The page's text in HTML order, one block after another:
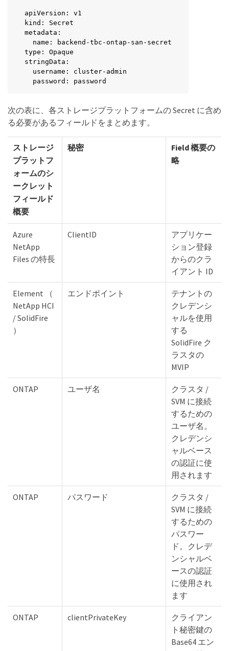
apiVersion: v1
kind: Secret
metadata:
  name: backend-tbc-ontap-san-secret
type: Opaque
stringData:
  username: cluster-admin
  password: password
次の表に、各ストレージプラットフォームの Secret に含め
る必要があるフィールドをまとめます。
ストレージ
プラットフ
ォームのシ
ークレット
フィールド
概要
秘密
Field 概要の
略
Azure
NetApp
Files の特長
ClientID
アプリケー
ション登録
からのクラ
イアント ID
Element （
NetApp HCI
/ SolidFire
）
エンドポイント
テナントの
クレデンシ
ャルを使用
する
SolidFire ク
ラスタの
MVIP
ONTAP ユーザ名
クラスタ /
SVM に接続
するための
ユーザ名。
クレデンシ
ャルベース
の認証に使
用されます
ONTAP パスワード
クラスタ /
SVM に接続
するための
パスワー
ド。クレデ
ンシャルベ
ースの認証
に使用され
ます
ONTAP clientPrivateKey
クライアン
ト秘密鍵の
Base64 エン